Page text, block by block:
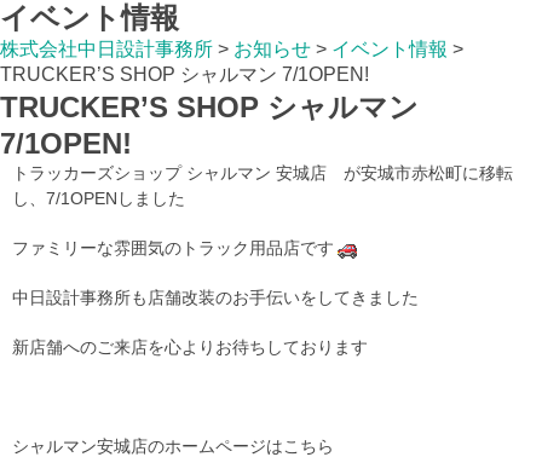
イベント情報
株式会社中日設計事務所 > お知らせ > イベント情報 >
TRUCKER’S SHOP シャルマン 7/1OPEN!
TRUCKER’S SHOP シャルマン
7/1OPEN!
トラッカーズショップ シャルマン 安城店 が安城市赤松町に移転
し、7/1OPENしました
ファミリーな雰囲気のトラック用品店です
中日設計事務所も店舗改装のお手伝いをしてきました
新店舗へのご来店を心よりお待ちしております
シャルマン安城店のホームページはこちら